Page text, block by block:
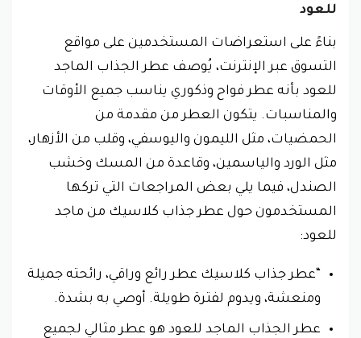
للعود
بناءً على استعراضات المستخدمين على مواقع
التسوق عبر الإنترنت، يُوصف عطر الجذاب الماجد
للعود بأنه عطر فواح وذكوري يناسب جميع الأوقات
والمناسبات. يتكون العطر من مقدمة من
الحمضيات، مثل الليمون واليوسفي، وقلب من الأزهار،
مثل الورد والياسمين، وقاعدة من المسك وخشب
الصندل، فيما يلي بعض المراجعات التي تركها
المستخدمون حول عطر جذاب كلاسيك من ماجد
للعود:
“عطر جذاب كلاسيك عطر رائع وراقي، رائحته جميلة
ومنعشة، ويدوم لفترة طويلة. أوصي به بشدة.
عطر الجذاب الماجد للعود هو عطر مثالي لجميع